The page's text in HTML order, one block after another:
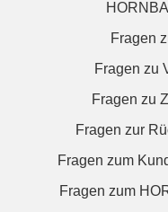
Fragen
Fragen zu
Fragen zu
Fragen zur
Fragen zum
Fragen zum